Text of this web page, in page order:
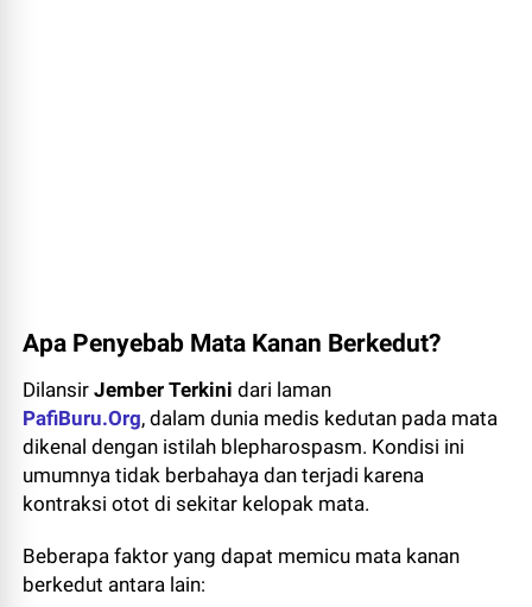
Apa Penyebab Mata Kanan Berkedut?
DilansirJember Terkini dari laman
PafiBuru.Org, dalam dunia medis kedutan pada mata
dikenal dengan istilah blepharospasm. Kondisi ini
umumnya tidak berbahaya dan terjadi karena
kontraksi otot di sekitar kelopak mata.
Beberapa faktor yang dapat memicu mata kanan
berkedut antara lain: